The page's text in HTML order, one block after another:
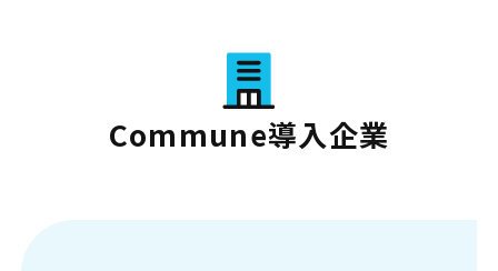
Commune導入企業